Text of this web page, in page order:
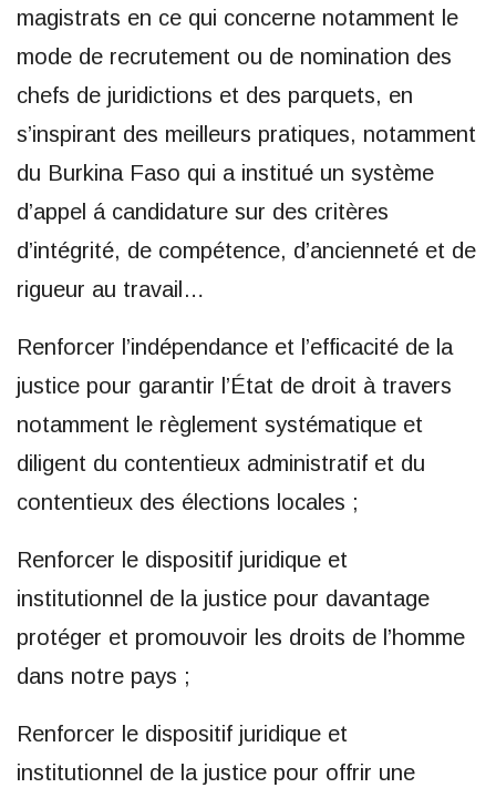
magistrats en ce qui concerne notamment le
mode de recrutement ou de nomination des
chefs de juridictions et des parquets, en
s’inspirant des meilleurs pratiques, notamment
du Burkina Faso qui a institué un système
d’appel á candidature sur des critères
d’intégrité, de compétence, d’ancienneté et de
rigueur au travail…
Renforcer l’indépendance et l’efficacité de la
justice pour garantir l’État de droit à travers
notamment le règlement systématique et
diligent du contentieux administratif et du
contentieux des élections locales ;
Renforcer le dispositif juridique et
institutionnel de la justice pour davantage
protéger et promouvoir les droits de l’homme
dans notre pays ;
Renforcer le dispositif juridique et
institutionnel de la justice pour offrir une